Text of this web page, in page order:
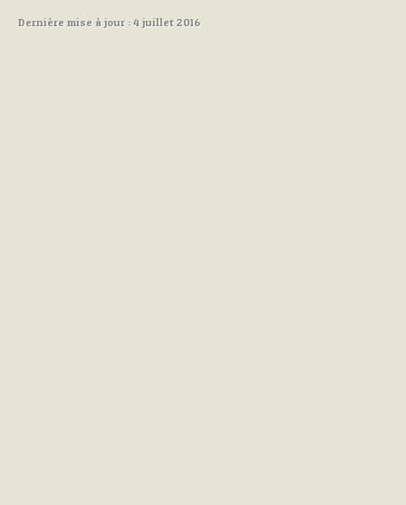
Dernière mise à jour : 4 juillet 2016